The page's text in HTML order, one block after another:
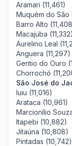
Aramari (11,461)
Muquém do São
Barro Alto
Macajuba (11,332)
Aurelino Leal
Anguera (11,297)
Gentio do Ouro
Chorrochó
São José do
Iuiu (11,016)
Arataca (10,961)
Marcionílio
Itapebi (10,882)
Jitaúna (10,808)
Pintadas (10,742)